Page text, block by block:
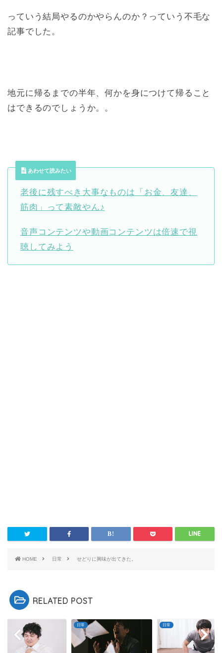
っていう結局やるのかやらんのか？っていう不毛な
記事でした。
地元に帰るまでの半年、何かを身につけて帰ること
はできるのでしょうか。。
あわせて読みたい
老後に残すべき大事なものは「お金、友達、
筋肉」って素敵やん♪
音声コンテンツや動画コンテンツは倍速で視
聴してみよう
HOME 日常 せどりに興味が出てきた。
RELATED POST
日常 日常